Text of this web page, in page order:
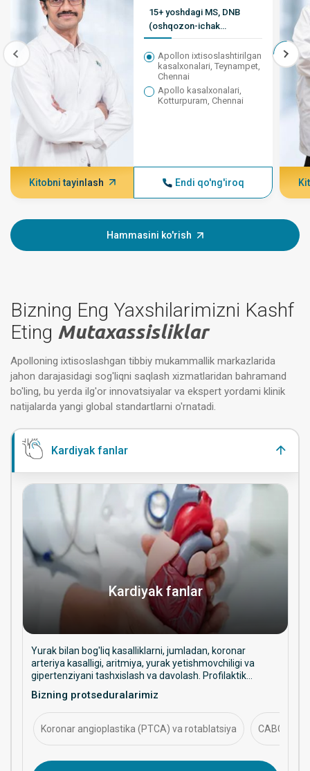
15+ yoshdagi MS, DNB
(oshqozon-ichak
jarrohligi), FMAS, FMIAS
Apollon ixtisoslashtirilgan
kasalxonalari, Teynampet,
Chennai
Apollo kasalxonalari,
Kotturpuram, Chennai
Kitobni tayinlash Endi qo'ng'iroq
Hammasini ko'rish
Bizning Eng Yaxshilarimizni Kashf
Eting Mutaxassisliklar
Apolloning ixtisoslashgan tibbiy mukammallik markazlarida
jahon darajasidagi sog'liqni saqlash xizmatlaridan bahramand
bo'ling, bu yerda ilg'or innovatsiyalar va ekspert yordami klinik
natijalarda yangi global standartlarni o'rnatadi.
Kardiyak fanlar
Kardiyak fanlar
Yurak bilan bog'liq kasalliklarni, jumladan, koronar
arteriya kasalligi, aritmiya, yurak yetishmovchiligi va
gipertenziyani tashxislash va davolash. Profilaktik
salomatligini boshqarishga qaratilgan.
Bizning protseduralarimiz
Koronar angioplastika (PTCA) va rotablatsiya CABG